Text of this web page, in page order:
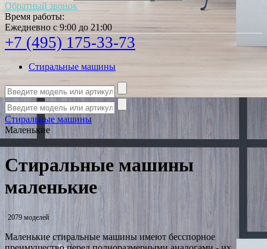
Обратный звонок
Время работы:
Ежедневно с 9:00 до 21:00
+7 (495) 175-33-73
Стиральные машины
Стиральные машины
Маленькие
Стиральные машины
маленькие
2079 моделей
Маленькие стиральные машины имеют бесспорное